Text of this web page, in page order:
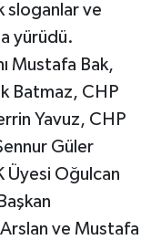
sloganlar ve
yürüdü.
Mustafa Bak,
Batmaz, CHP
Yavuz, CHP
Güler
Üyesi Oğulcan
Arslan ve Mustafa